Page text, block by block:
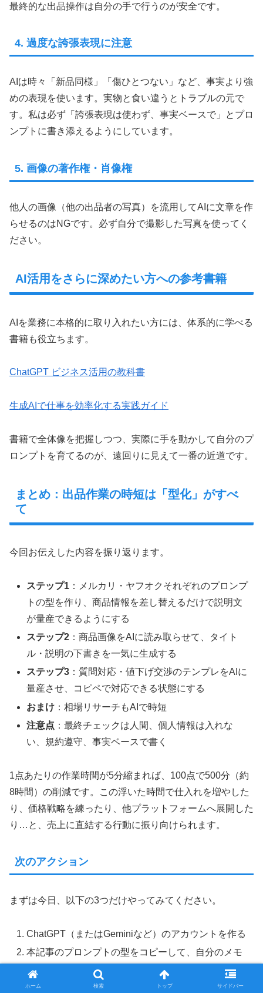
最終的な出品操作は自分の手で行うのが安全です。
4. 過度な誇張表現に注意
AIは時々「新品同様」「傷ひとつない」など、事実より強
めの表現を使います。実物と食い違うとトラブルの元で
す。私は必ず「誇張表現は使わず、事実ベースで」とプロ
ンプトに書き添えるようにしています。
5. 画像の著作権・肖像権
他人の画像（他の出品者の写真）を流用してAIに文章を作
らせるのはNGです。必ず自分で撮影した写真を使ってく
ださい。
AI活用をさらに深めたい方への参考書籍
AIを業務に本格的に取り入れたい方には、体系的に学べる
書籍も役立ちます。
ChatGPT ビジネス活用の教科書
生成AIで仕事を効率化する実践ガイド
書籍で全体像を把握しつつ、実際に手を動かして自分のプ
ロンプトを育てるのが、遠回りに見えて一番の近道です。
まとめ：出品作業の時短は「型化」がすべ
て
今回お伝えした内容を振り返ります。
ステップ1 ：メルカリ・ヤフオクそれぞれのプロンプ
トの型を作り、商品情報を差し替えるだけで説明文
が量産できるようにする
ステップ2 ：商品画像をAIに読み取らせて、タイト
ル・説明の下書きを一気に生成する
ステップ3 ：質問対応・値下げ交渉のテンプレをAIに
量産させ、コピペで対応できる状態にする
おまけ ：相場リサーチもAIで時短
注意点 ：最終チェックは人間、個人情報は入れな
い、規約遵守、事実ベースで書く
1点あたりの作業時間が5分縮まれば、100点で500分（約
8時間）の削減です。この浮いた時間で仕入れを増やした
り、価格戦略を練ったり、他プラットフォームへ展開した
り…と、売上に直結する行動に振り向けられます。
次のアクション
まずは今日、以下の3つだけやってみてください。
ChatGPT（またはGeminiなど）のアカウントを作る
本記事のプロンプトの型をコピーして、自分のメモ
に貼っておく
次の出品1点で、AIに下書きを作らせてみる
ホーム 検索 トップ サイドバー